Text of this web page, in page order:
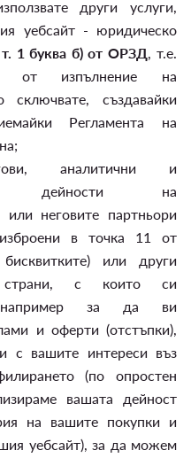
други услуги,
уебсайт - юридическо
1 буква б) от ОРЗД, т.е.
от изпълнение на
сключвате, създавайки
Регламента на
аналитични и
дейности на
или неговите партньори
в точка 11 от
или други
страни, с които си
например за да ви
и оферти (отстъпки),
с вашите интереси въз
(по опростен
вашата дейност
на вашите покупки и
уебсайт), за да можем